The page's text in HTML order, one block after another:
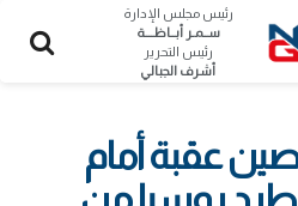
رئيس مجلس الإدارة
ســمـر أبــاظــــة
رئيس التحرير
أشرف الجبالي
عقبة أمام